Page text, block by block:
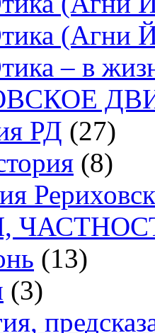
(Агни
– в
РД (27)
(8)
(13)
(3)